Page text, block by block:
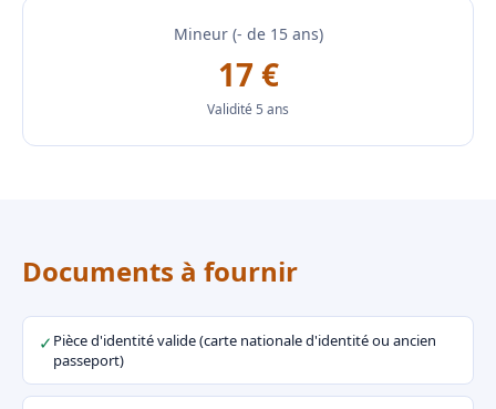
Mineur (- de 15 ans)
17 €
Validité 5 ans
Documents à fournir
✓ Pièce d'identité valide (carte nationale d'identité ou ancien
passeport)